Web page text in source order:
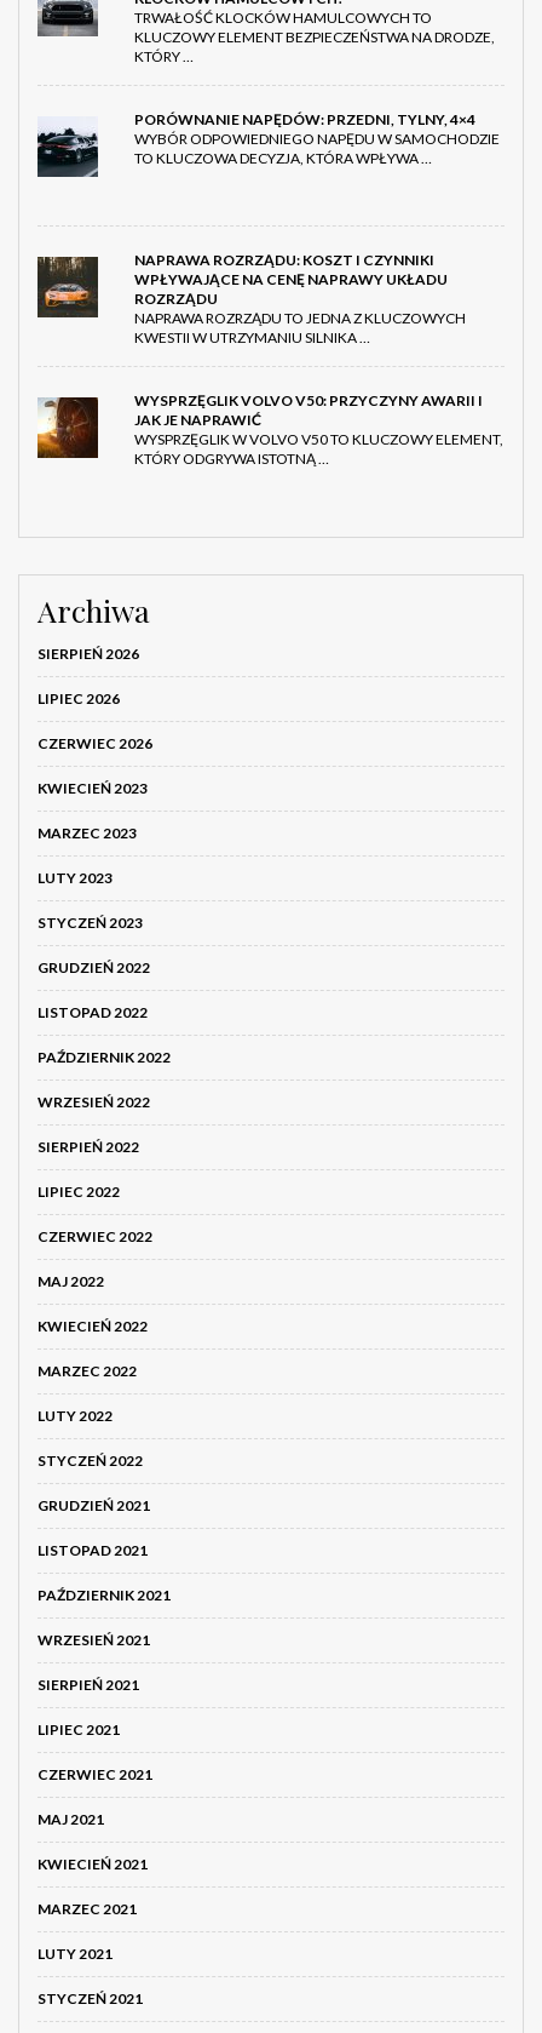
TRWAŁOŚĆ KLOCKÓW HAMULCOWYCH TO
KLUCZOWY ELEMENT BEZPIECZEŃSTWA NA DRODZE,
KTÓRY …
PORÓWNANIE NAPĘDÓW: PRZEDNI, TYLNY, 4×4
WYBÓR ODPOWIEDNIEGO NAPĘDU W SAMOCHODZIE
TO KLUCZOWA DECYZJA, KTÓRA WPŁYWA …
NAPRAWA ROZRZĄDU: KOSZT I CZYNNIKI
WPŁYWAJĄCE NA CENĘ NAPRAWY UKŁADU
ROZRZĄDU
NAPRAWA ROZRZĄDU TO JEDNA Z KLUCZOWYCH
KWESTII W UTRZYMANIU SILNIKA …
WYSPRZĘGLIK VOLVO V50: PRZYCZYNY AWARII I
JAK JE NAPRAWIĆ
WYSPRZĘGLIK W VOLVO V50 TO KLUCZOWY ELEMENT,
KTÓRY ODGRYWA ISTOTNĄ …
Archiwa
SIERPIEŃ 2026
LIPIEC 2026
CZERWIEC 2026
KWIECIEŃ 2023
MARZEC 2023
LUTY 2023
STYCZEŃ 2023
GRUDZIEŃ 2022
LISTOPAD 2022
PAŹDZIERNIK 2022
WRZESIEŃ 2022
SIERPIEŃ 2022
LIPIEC 2022
CZERWIEC 2022
MAJ 2022
KWIECIEŃ 2022
MARZEC 2022
LUTY 2022
STYCZEŃ 2022
GRUDZIEŃ 2021
LISTOPAD 2021
PAŹDZIERNIK 2021
WRZESIEŃ 2021
SIERPIEŃ 2021
LIPIEC 2021
CZERWIEC 2021
MAJ 2021
KWIECIEŃ 2021
MARZEC 2021
LUTY 2021
STYCZEŃ 2021